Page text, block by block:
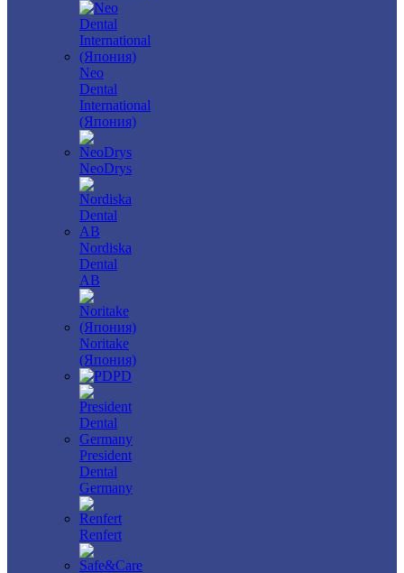
Neo
Dental
International
(Япония)
NeoDrys
Nordiska
Dental
AB
Noritake
(Япония)
PD
President
Dental
Germany
Renfert